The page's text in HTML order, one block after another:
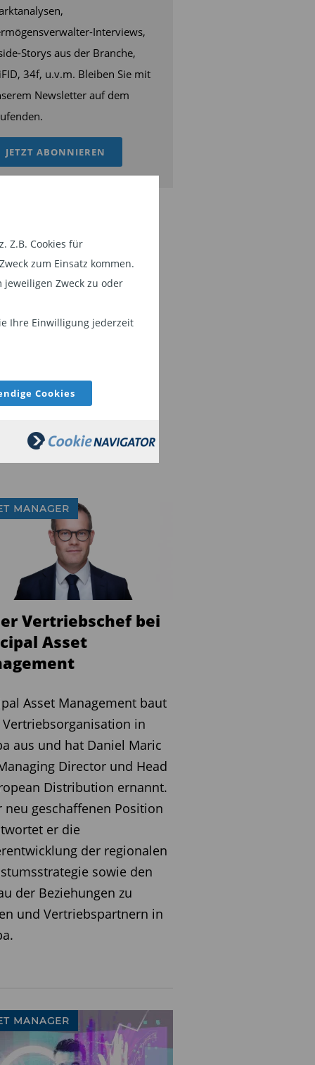
Z.B. Cookies für
zum Einsatz kommen.
Zweck zu oder
Ihre Einwilligung jederzeit
Cookies
Interviews,
Storys aus der Branche,
34f, u.v.m. Bleiben Sie mit
Newsletter auf dem
JETZT ABONNIEREN
MANAGER
Vertriebschef bei
Asset
Asset Management baut
Vertriebsorganisation in
aus und hat Daniel Maric
Director und Head
Distribution ernannt.
neu geschaffenen Position
er die
der regionalen
sowie den
der Beziehungen zu
und Vertriebspartnern in
MANAGER